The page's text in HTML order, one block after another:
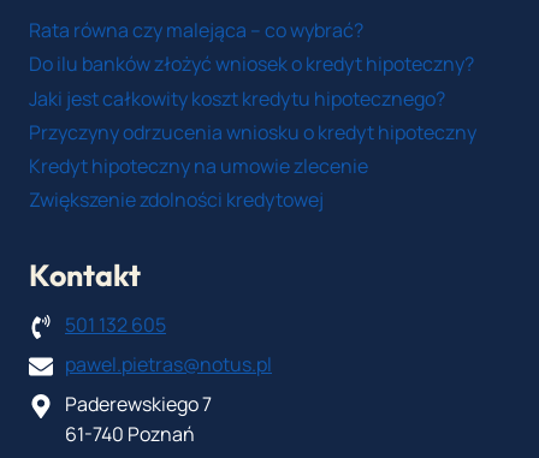
Rata równa czy malejąca – co wybrać?
Do ilu banków złożyć wniosek o kredyt hipoteczny?
Jaki jest całkowity koszt kredytu hipotecznego?
Przyczyny odrzucenia wniosku o kredyt hipoteczny
Kredyt hipoteczny na umowie zlecenie
Zwiększenie zdolności kredytowej
Kontakt
501 132 605
pawel.pietras@notus.pl
Paderewskiego 7
61-740 Poznań